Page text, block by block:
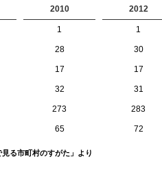
2010 2012
1 1
28 30
17 17
32 31
273 283
65 72
る市町村のすがた」より